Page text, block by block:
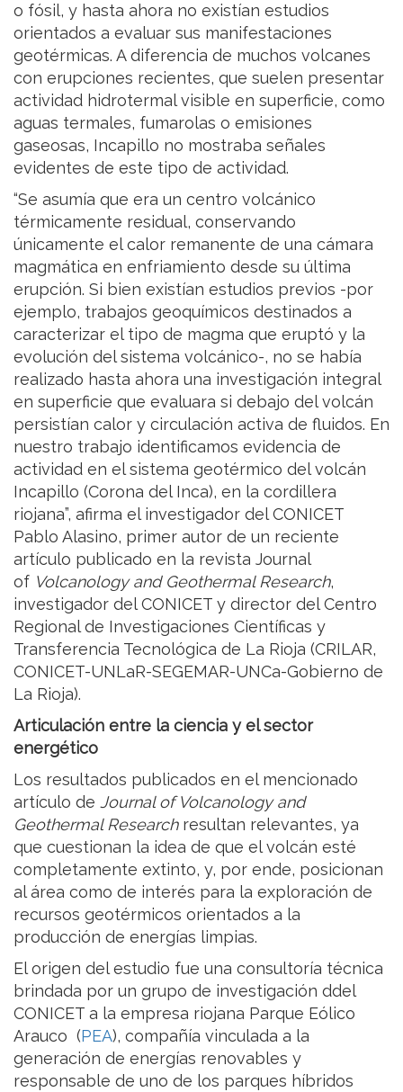
o fósil, y hasta ahora no existían estudios
orientados a evaluar sus manifestaciones
geotérmicas. A diferencia de muchos volcanes
con erupciones recientes, que suelen presentar
actividad hidrotermal visible en superficie, como
aguas termales, fumarolas o emisiones
gaseosas, Incapillo no mostraba señales
evidentes de este tipo de actividad.
“Se asumía que era un centro volcánico
térmicamente residual, conservando
únicamente el calor remanente de una cámara
magmática en enfriamiento desde su última
erupción. Si bien existían estudios previos -por
ejemplo, trabajos geoquímicos destinados a
caracterizar el tipo de magma que eruptó y la
evolución del sistema volcánico-, no se había
realizado hasta ahora una investigación integral
en superficie que evaluara si debajo del volcán
persistían calor y circulación activa de fluidos. En
nuestro trabajo identificamos evidencia de
actividad en el sistema geotérmico del volcán
Incapillo (Corona del Inca), en la cordillera
riojana”, afirma el investigador del CONICET
Pablo Alasino, primer autor de un reciente
artículo publicado en la revista Journal
of Volcanology and Geothermal Research,
investigador del CONICET y director del Centro
Regional de Investigaciones Científicas y
Transferencia Tecnológica de La Rioja (CRILAR,
CONICET-UNLaR-SEGEMAR-UNCa-Gobierno de
La Rioja).
Articulación entre la ciencia y el sector
energético
Los resultados publicados en el mencionado
artículo de Journal of Volcanology and
Geothermal Research resultan relevantes, ya
que cuestionan la idea de que el volcán esté
completamente extinto, y, por ende, posicionan
al área como de interés para la exploración de
recursos geotérmicos orientados a la
producción de energías limpias.
El origen del estudio fue una consultoría técnica
brindada por un grupo de investigación ddel
CONICET a la empresa riojana Parque Eólico
Arauco (PEA), compañía vinculada a la
generación de energías renovables y
responsable de uno de los parques híbridos